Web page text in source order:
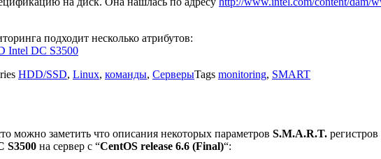
подходит несколько атрибутов:
Intel DC S3500
HDD/SSD, Linux, команды, СерверыTags monitoring, SMART
можно заметить что описания некоторых параметров S.M.A.R.T.
S3500 на сервер с “CentOS release 6.6 (Final)“: